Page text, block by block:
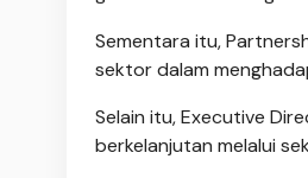
Sementara itu,
sektor dalam
Selain itu, Executive
berkelanjutan melalui